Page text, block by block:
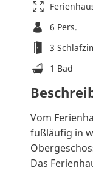
6 Pers.
3
1 Bad
Vom
fußläufig in
Das